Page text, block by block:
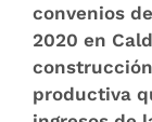
convenios
2020 en
productiva